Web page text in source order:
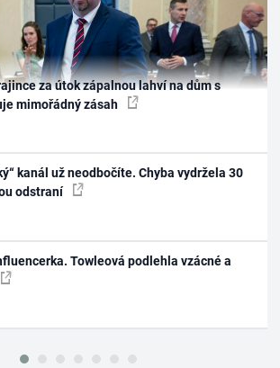
za útok zápalnou lahví na dům s
mimořádný zásah
kanál už neodbočíte. Chyba vydržela 30
odstraní
Towleová podlehla vzácné a